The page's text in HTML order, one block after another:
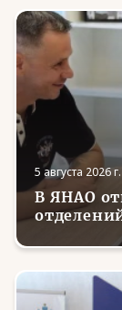
5 августа 2026 г.
В ЯНАО